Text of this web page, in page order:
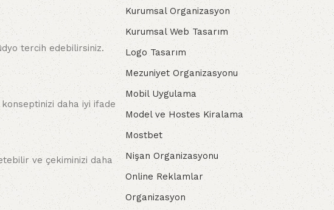
tercih edebilirsiniz.
daha iyi ifade
ve çekiminizi daha
Kurumsal Organizasyon
Kurumsal Web Tasarım
Logo Tasarım
Mezuniyet Organizasyonu
Mobil Uygulama
Model ve Hostes Kiralama
Mostbet
Nişan Organizasyonu
Online Reklamlar
Organizasyon